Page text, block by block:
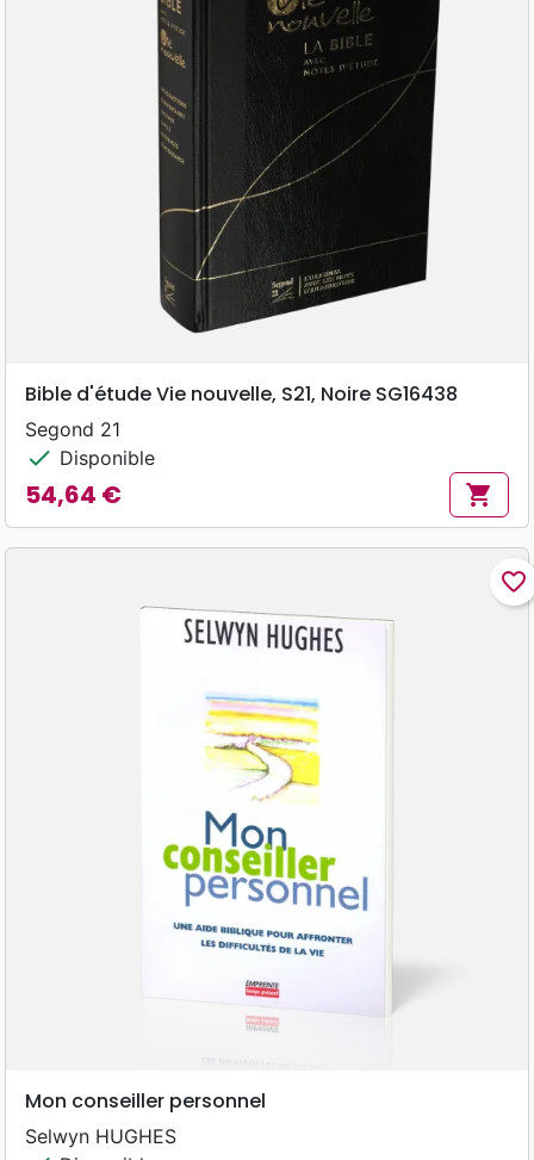
Bible d'étude Vie nouvelle, S21, Noire SG16438
Segond 21
check Disponible
Prix
54,64 € shopping_cart
favorite_border
Mon conseiller personnel
Selwyn HUGHES